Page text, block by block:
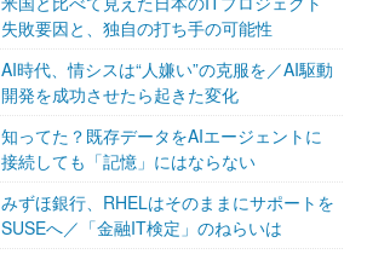
失敗要因と、独自の打ち手の可能性
AI時代、情シスは“人嫌い”の克服を／AI駆動
開発を成功させたら起きた変化
知ってた？既存データをAIエージェントに
接続しても「記憶」にはならない
みずほ銀行、RHELはそのままにサポートを
SUSEへ／「金融IT検定」のねらいは